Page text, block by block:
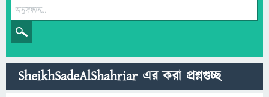
SheikhSadeAlShahriar এর করা প্রশ্নগুচ্ছ